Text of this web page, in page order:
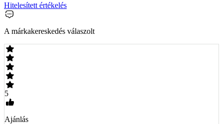
Hitelesített értékelés
A márkakereskedés válaszolt
5
Ajánlás